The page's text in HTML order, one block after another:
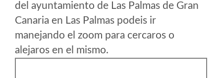
del ayuntamiento de Las Palmas de Gran
Canaria en Las Palmas podeis ir
manejando el zoom para cercaros o
alejaros en el mismo.